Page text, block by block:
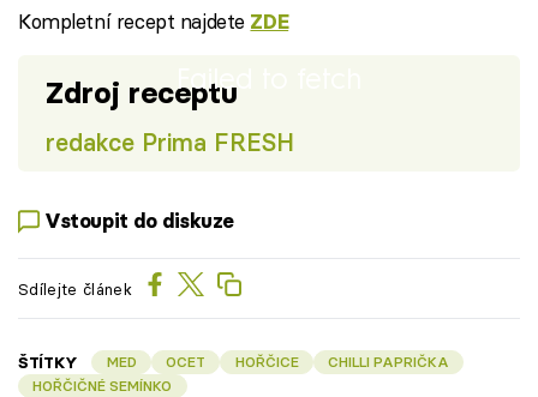
Kompletní recept najdete ZDE
Failed to fetch
Zdroj receptu
redakce Prima FRESH
Vstoupit do diskuze
Sdílejte článek
ŠTÍTKY MED OCET HOŘČICE
CHILLI PAPRIČKA
HOŘČIČNÉ SEMÍNKO